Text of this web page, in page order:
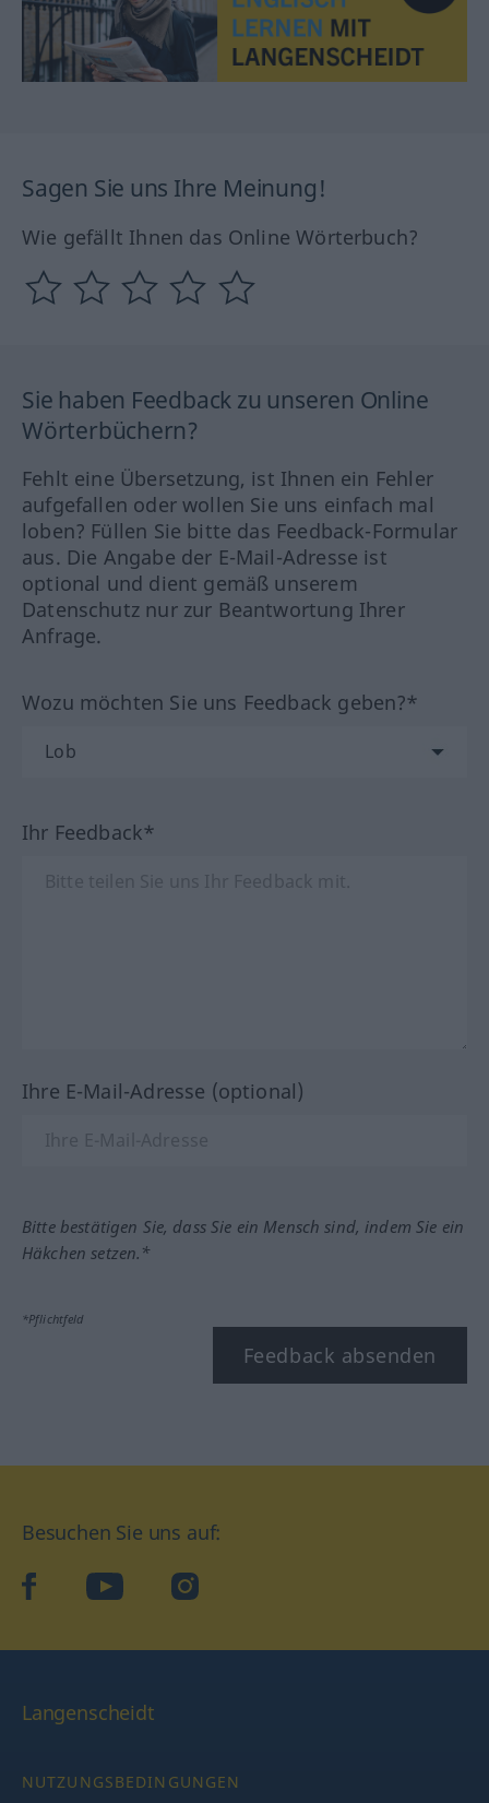
Sagen Sie uns Ihre Meinung!
Wie gefällt Ihnen das Online Wörterbuch?
Sie haben Feedback zu unseren Online
Wörterbüchern?
Fehlt eine Übersetzung, ist Ihnen ein Fehler
aufgefallen oder wollen Sie uns einfach mal
loben? Füllen Sie bitte das Feedback-Formular
aus. Die Angabe der E-Mail-Adresse ist
optional und dient gemäß unserem
Datenschutz nur zur Beantwortung Ihrer
Anfrage.
Wozu möchten Sie uns Feedback geben?*
Ihr Feedback*
Ihre E-Mail-Adresse (optional)
Bitte bestätigen Sie, dass Sie ein Mensch sind, indem Sie ein
Häkchen setzen.*
*Pflichtfeld
Feedback absenden
Besuchen Sie uns auf:
facebookYouTube Instagram
Langenscheidt
NUTZUNGSBEDINGUNGEN